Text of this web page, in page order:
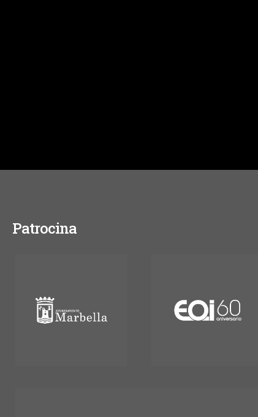
Patrocina